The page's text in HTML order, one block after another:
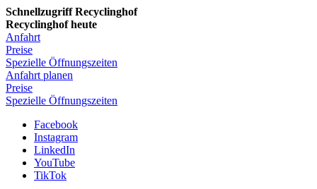
Schnellzugriff Recyclinghof
Recyclinghof heute
Anfahrt
Preise
Spezielle Öffnungszeiten
Anfahrt planen
Preise
Spezielle Öffnungszeiten
Facebook
Instagram
LinkedIn
YouTube
TikTok